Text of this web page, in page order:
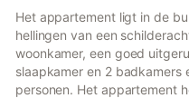
Het appartement ligt in de
hellingen van een
woonkamer, een goed
slaapkamer en 2 badkamers
personen. Het appartement